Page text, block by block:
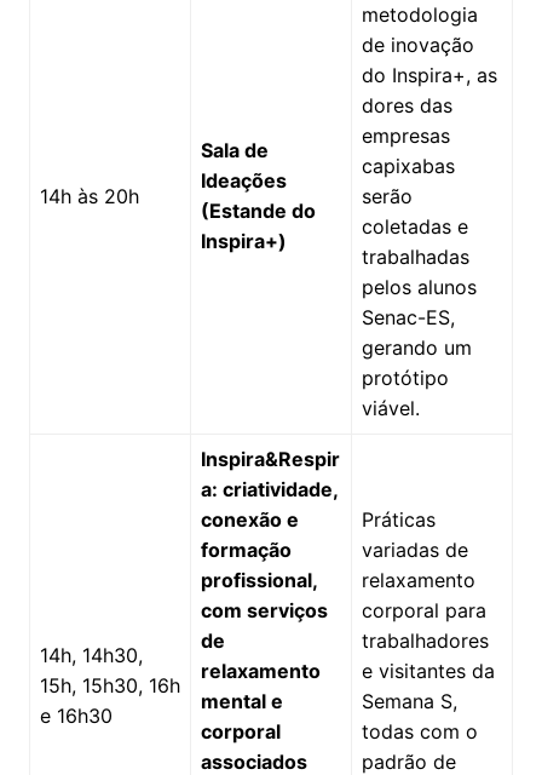
14h às 20h
Sala de
Ideações
(Estande do
Inspira+)
metodologia
de inovação
do Inspira+, as
dores das
empresas
capixabas
serão
coletadas e
trabalhadas
pelos alunos
Senac-ES,
gerando um
protótipo
viável.
14h, 14h30,
15h, 15h30, 16h
e 16h30
Inspira&Respir
a: criatividade,
conexão e
formação
profissional,
com serviços
de
relaxamento
mental e
corporal
associados
Práticas
variadas de
relaxamento
corporal para
trabalhadores
e visitantes da
Semana S,
todas com o
padrão de